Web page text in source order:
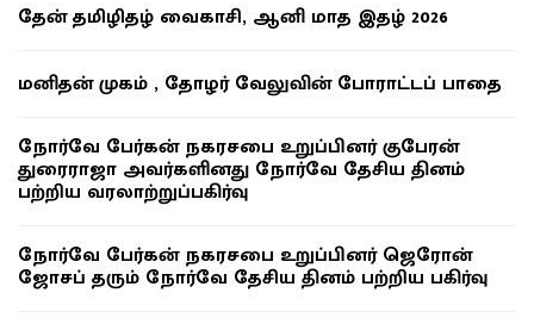
தேன் தமிழிதழ் வைகாசி, ஆனி மாத இதழ் 2026
மனிதன் முகம் , தோழர் வேலுவின் போராட்டப் பாதை
நோர்வே பேர்கன் நகரசபை உறுப்பினர் குபேரன்
துரைராஜா அவர்களினது நோர்வே தேசிய தினம்
பற்றிய வரலாற்றுப்பகிர்வு
நோர்வே பேர்கன் நகரசபை உறுப்பினர் ஜெரோன்
ஜோசப் தரும் நோர்வே தேசிய தினம் பற்றிய பகிர்வு